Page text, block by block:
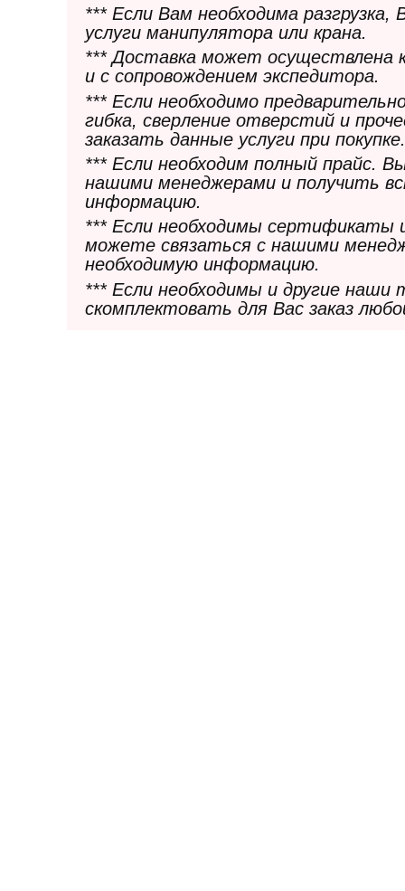
*** Если Вам необходима
услуги манипулятора или крана.
*** Доставка может осуществлена
и с сопровождением экспедитора.
*** Если необходимо
гибка, сверление отверстий и
заказать данные услуги при покупке.
*** Если необходим полный прайс.
нашими менеджерами и получить
информацию.
*** Если необходимы сертификаты
можете связаться с нашими
необходимую информацию.
*** Если необходимы и другие
скомплектовать для Вас заказ